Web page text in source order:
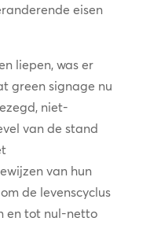
eisen
liepen, was er
green signage nu
niet-
van de stand
van hun
de levenscyclus
en tot nul-netto